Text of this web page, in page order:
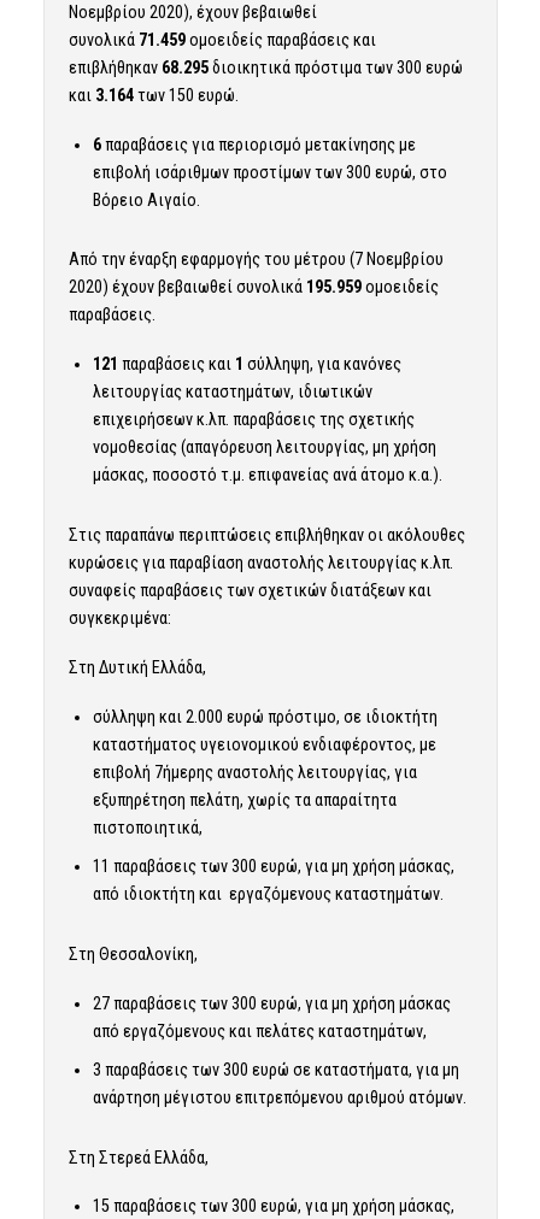
Νοεμβρίου 2020), έχουν βεβαιωθεί
συνολικά 71.459ομοειδείς παραβάσεις και
επιβλήθηκαν 68.295διοικητικά πρόστιμα των 300 ευρώ
και 3.164των 150 ευρώ.
6παραβάσεις για περιορισμό μετακίνησης με
επιβολή ισάριθμων προστίμων των 300 ευρώ, στο
Βόρειο Αιγαίο.
Από την έναρξη εφαρμογής του μέτρου (7 Νοεμβρίου
2020) έχουν βεβαιωθεί συνολικά 195.959ομοειδείς
παραβάσεις.
121 παραβάσεις και1 σύλληψη, για κανόνες
λειτουργίας καταστημάτων, ιδιωτικών
επιχειρήσεων κ.λπ. παραβάσεις της σχετικής
νομοθεσίας (απαγόρευση λειτουργίας, μη χρήση
μάσκας, ποσοστό τ.μ. επιφανείας ανά άτομο κ.α.).
Στις παραπάνω περιπτώσεις επιβλήθηκαν οι ακόλουθες
κυρώσεις για παραβίαση αναστολής λειτουργίας κ.λπ.
συναφείς παραβάσεις των σχετικών διατάξεων και
συγκεκριμένα:
Στη Δυτική Ελλάδα,
σύλληψη και 2.000 ευρώ πρόστιμο, σε ιδιοκτήτη
καταστήματος υγειονομικού ενδιαφέροντος, με
επιβολή 7ήμερης αναστολής λειτουργίας, για
εξυπηρέτηση πελάτη, χωρίς τα απαραίτητα
πιστοποιητικά,
11 παραβάσεις των 300 ευρώ, για μη χρήση μάσκας,
από ιδιοκτήτη και εργαζόμενους καταστημάτων.
Στη Θεσσαλονίκη,
27 παραβάσεις των 300 ευρώ, για μη χρήση μάσκας
από εργαζόμενους και πελάτες καταστημάτων,
3 παραβάσεις των 300 ευρώ σε καταστήματα, για μη
ανάρτηση μέγιστου επιτρεπόμενου αριθμού ατόμων.
Στη Στερεά Ελλάδα,
15 παραβάσεις των 300 ευρώ, για μη χρήση μάσκας,